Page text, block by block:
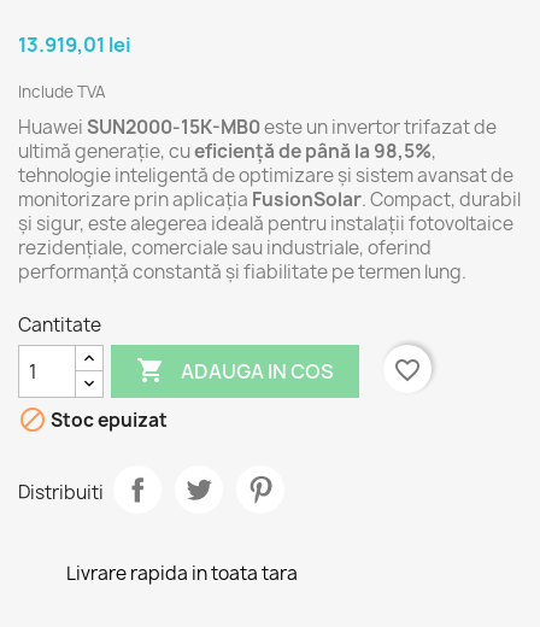
13.919,01 lei
Include TVA
HuaweiSUN2000-15K-MB0este un invertor trifazat de
ultimă generație, cueficiență de până la 98,5%,
tehnologie inteligentă de optimizare și sistem avansat de
monitorizare prin aplicația FusionSolar. Compact, durabil
și sigur, este alegerea ideală pentru instalații fotovoltaice
rezidențiale, comerciale sau industriale, oferind
performanță constantă și fiabilitate pe termen lung.
Cantitate
 ADAUGA IN COS
favorite_border
 Stoc epuizat
Distribuiti
Livrare rapida in toata tara